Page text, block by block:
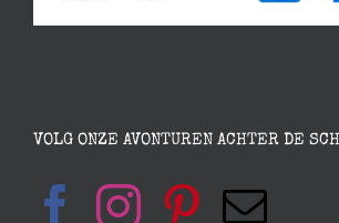
VOLG ONZE AVONTUREN ACHTER DE